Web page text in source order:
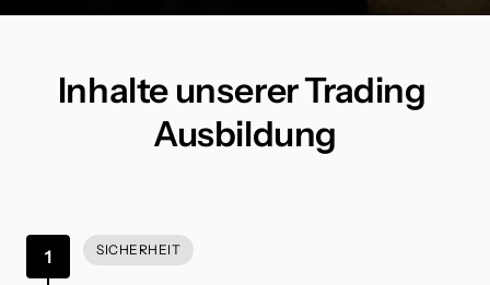
Inhalte unserer Trading
Ausbildung
1 SICHERHEIT